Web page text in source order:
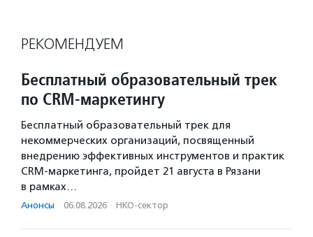
РЕКОМЕНДУЕМ
Бесплатный образовательный трек
по CRM-маркетингу
Бесплатный образовательный трек для
некоммерческих организаций, посвященный
внедрению эффективных инструментов и практик
CRM-маркетинга, пройдет 21 августа в Рязани
в рамках…
Анонсы · 06.08.2026 · НКО-сектор